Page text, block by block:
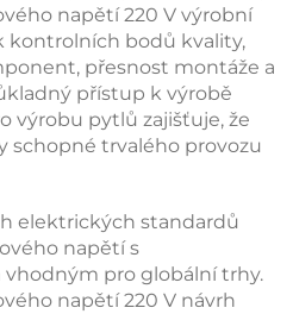
napětí 220 V výrobní
kontrolních bodů kvality,
přesnost montáže a
přístup k výrobě
výrobu pytlů zajišťuje, že
schopné trvalého provozu
elektrických standardů
napětí s
vhodným pro globální trhy.
napětí 220 V návrh